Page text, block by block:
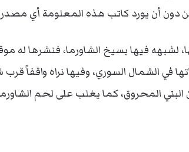
دون أن يورد كاتب هذه المعلومة أي
لشبهه فيها بسيخ الشاورما، فنشرها له
في الشمال السوري، وفيها نراه واقفاً
المحروق، كما يغلب على لحم